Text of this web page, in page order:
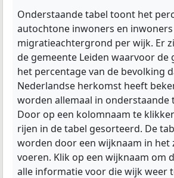
Onderstaande tabel toont het
autochtone inwoners en
migratieachtergrond per wijk. Er
de gemeente Leiden waarvoor de
het percentage van de bevolking
Nederlandse herkomst heeft
worden allemaal in onderstaande
Door op een kolomnaam te
rijen in de tabel gesorteerd. De
worden door een wijknaam in het
voeren. Klik op een wijknaam om
alle informatie voor die wijk weer